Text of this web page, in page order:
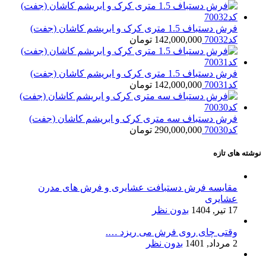
فرش دستباف 1.5 متری کرک و ابریشم کاشان (جفت)
کد70032
142,000,000 تومان
فرش دستباف 1.5 متری کرک و ابریشم کاشان (جفت)
کد70031
142,000,000 تومان
فرش دستباف سه متری کرک و ابریشم کاشان (جفت)
کد70030
290,000,000 تومان
نوشته های تازه
مقایسه فرش دستبافت عشایری و فرش های مدرن
عشایری
17 تیر, 1404
بدون نظر
وقتی چای روی فرش می ریزد ….
2 مرداد, 1401
بدون نظر